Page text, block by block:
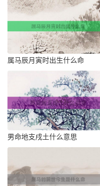
属马辰月寅时出生什么命
男命地支戌土什么意思